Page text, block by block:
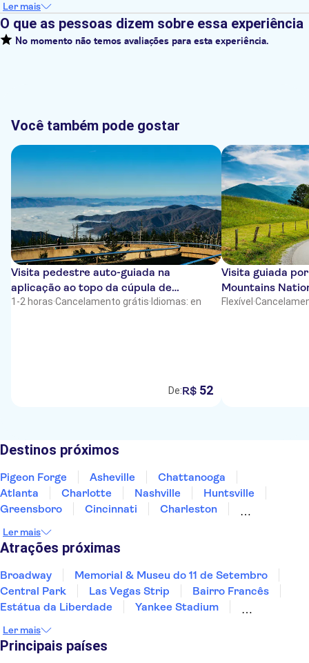
Ler mais
O que as pessoas dizem sobre essa experiência
No momento não temos avaliações para esta experiência.
Você também pode gostar
Visita pedestre auto-guiada na
aplicação ao topo da cúpula de
Cligmans
1-2 horas·Cancelamento grátis· Idiomas: en
De:R$ 52
Visita guiada
Mountains
Flexível ·
Destinos próximos
Pigeon Forge Asheville
Chattanooga
Atlanta
Charlotte Nashville
Huntsville
Greensboro
Cincinnati
Charleston
Jacksonville
Ler mais
Atrações próximas
Broadway
Memorial & Museu do 11 de Setembro
Central Park
Las Vegas Strip
Bairro Francês
Estátua da Liberdade
Yankee Stadium
LEGOLAND® Florida Resort
Universal Orlando Resort
Ler mais
Principais países